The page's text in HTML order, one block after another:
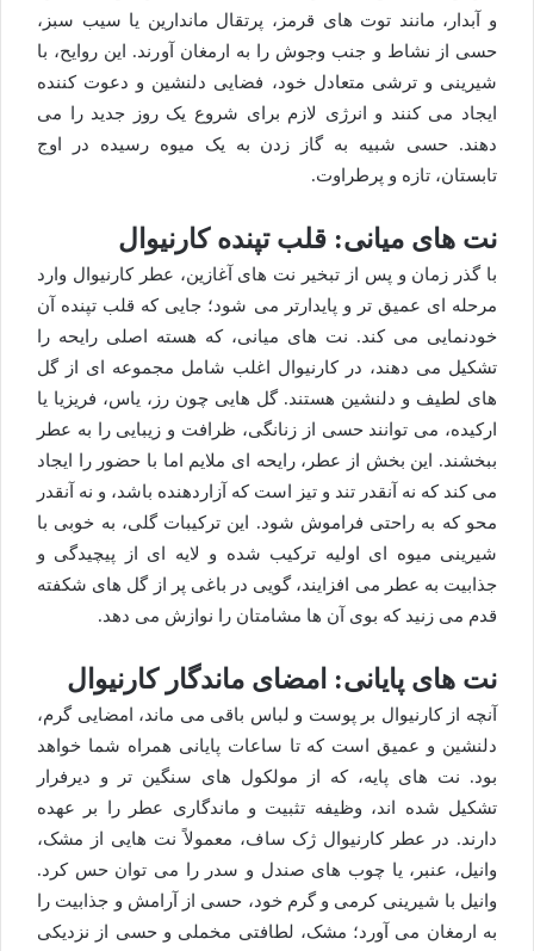
و آبدار، مانند توت های قرمز، پرتقال ماندارین یا سیب سبز،
حسی از نشاط و جنب وجوش را به ارمغان آورند. این روایح، با
شیرینی و ترشی متعادل خود، فضایی دلنشین و دعوت کننده
ایجاد می کنند و انرژی لازم برای شروع یک روز جدید را می
دهند. حسی شبیه به گاز زدن به یک میوه رسیده در اوج
تابستان، تازه و پرطراوت.
نت های میانی: قلب تپنده کارنیوال
با گذر زمان و پس از تبخیر نت های آغازین، عطر کارنیوال وارد
مرحله ای عمیق تر و پایدارتر می شود؛ جایی که قلب تپنده آن
خودنمایی می کند. نت های میانی، که هسته اصلی رایحه را
تشکیل می دهند، در کارنیوال اغلب شامل مجموعه ای از گل
های لطیف و دلنشین هستند. گل هایی چون رز، یاس، فریزیا یا
ارکیده، می توانند حسی از زنانگی، ظرافت و زیبایی را به عطر
ببخشند. این بخش از عطر، رایحه ای ملایم اما با حضور را ایجاد
می کند که نه آنقدر تند و تیز است که آزاردهنده باشد، و نه آنقدر
محو که به راحتی فراموش شود. این ترکیبات گلی، به خوبی با
شیرینی میوه ای اولیه ترکیب شده و لایه ای از پیچیدگی و
جذابیت به عطر می افزایند، گویی در باغی پر از گل های شکفته
قدم می زنید که بوی آن ها مشامتان را نوازش می دهد.
نت های پایانی: امضای ماندگار کارنیوال
آنچه از کارنیوال بر پوست و لباس باقی می ماند، امضایی گرم،
دلنشین و عمیق است که تا ساعات پایانی همراه شما خواهد
بود. نت های پایه، که از مولکول های سنگین تر و دیرفرار
تشکیل شده اند، وظیفه تثبیت و ماندگاری عطر را بر عهده
دارند. در عطر کارنیوال ژک ساف، معمولاً نت هایی از مشک،
وانیل، عنبر، یا چوب های صندل و سدر را می توان حس کرد.
وانیل با شیرینی کرمی و گرم خود، حسی از آرامش و جذابیت را
به ارمغان می آورد؛ مشک، لطافتی مخملی و حسی از نزدیکی